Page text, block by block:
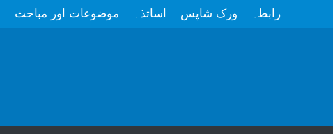
موضوعات اور مباحث اساتذہ ورک شاپس رابطہ